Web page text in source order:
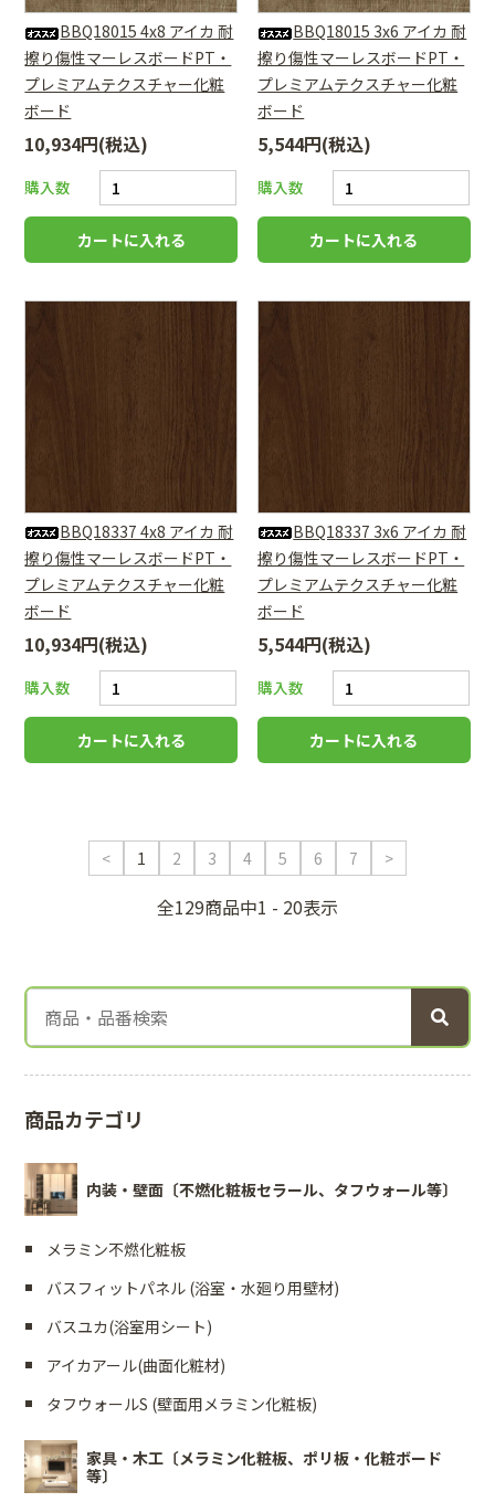
BBQ18015 4x8 アイカ 耐
擦り傷性マーレスボードPT・
プレミアムテクスチャー化粧
ボード
10,934円(税込)
購入数
BBQ18015 3x6 アイカ 耐
擦り傷性マーレスボードPT・
プレミアムテクスチャー化粧
ボード
5,544円(税込)
購入数
BBQ18337 4x8 アイカ 耐
擦り傷性マーレスボードPT・
プレミアムテクスチャー化粧
ボード
10,934円(税込)
購入数
BBQ18337 3x6 アイカ 耐
擦り傷性マーレスボードPT・
プレミアムテクスチャー化粧
ボード
5,544円(税込)
購入数
< 1 2 3 4 5 6 7 >
全129商品中1 - 20表示
商品カテゴリ
内装・壁面〔不燃化粧板セラール、タフウォール等〕
メラミン不燃化粧板
バスフィットパネル (浴室・水廻り用壁材)
バスユカ(浴室用シート)
アイカアール(曲面化粧材)
タフウォールS (壁面用メラミン化粧板)
家具・木工〔メラミン化粧板、ポリ板・化粧ボード
等〕